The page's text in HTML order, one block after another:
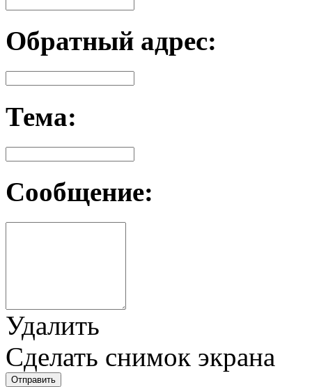
Обратный адрес:
Тема:
Сообщение:
Удалить
Сделать снимок экрана
Отправить